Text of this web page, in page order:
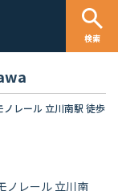
検索
レール 立川南駅 徒歩
ノレール 立川南